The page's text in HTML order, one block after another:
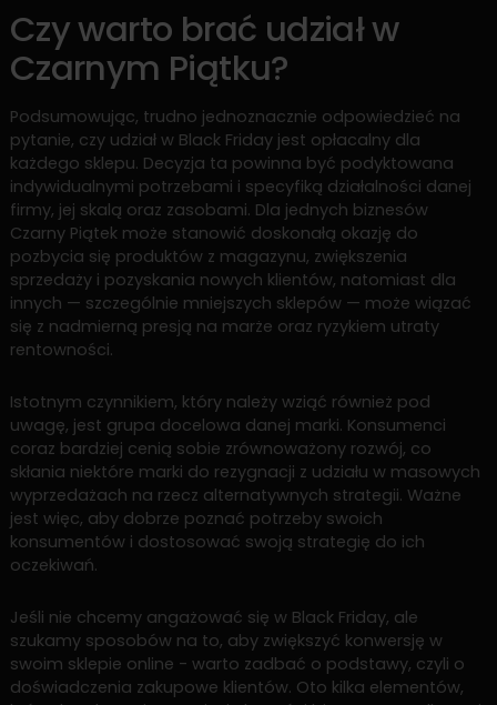
Czy warto brać udział w
Czarnym Piątku?
Podsumowując, trudno jednoznacznie odpowiedzieć na
pytanie, czy udział w Black Friday jest opłacalny dla
każdego sklepu. Decyzja ta powinna być podyktowana
indywidualnymi potrzebami i specyfiką działalności danej
firmy, jej skalą oraz zasobami. Dla jednych biznesów
Czarny Piątek może stanowić doskonałą okazję do
pozbycia się produktów z magazynu, zwiększenia
sprzedaży i pozyskania nowych klientów, natomiast dla
innych — szczególnie mniejszych sklepów — może wiązać
się z nadmierną presją na marże oraz ryzykiem utraty
rentowności.
Istotnym czynnikiem, który należy wziąć również pod
uwagę, jest grupa docelowa danej marki. Konsumenci
coraz bardziej cenią sobie zrównoważony rozwój, co
skłania niektóre marki do rezygnacji z udziału w masowych
wyprzedażach na rzecz alternatywnych strategii. Ważne
jest więc, aby dobrze poznać potrzeby swoich
konsumentów i dostosować swoją strategię do ich
oczekiwań.
Jeśli nie chcemy angażować się w Black Friday, ale
szukamy sposobów na to, aby zwiększyć konwersję w
swoim sklepie online - warto zadbać o podstawy, czyli o
doświadczenia zakupowe klientów. Oto kilka elementów,